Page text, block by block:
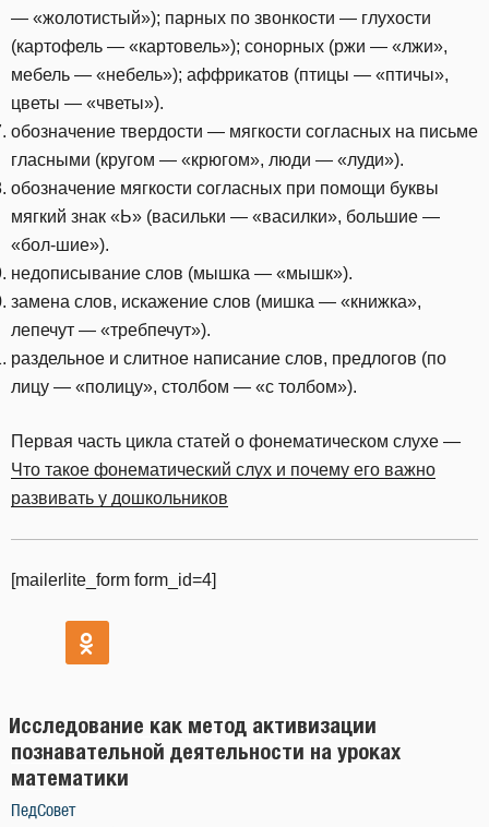
— «жолотистый»); парных по звонкости — глухости
(картофель — «картовель»); сонорных (ржи — «лжи»,
мебель — «небель»); аффрикатов (птицы — «птичы»,
цветы — «чветы»).
обозначение твердости — мягкости согласных на письме
гласными (кругом — «крюгом», люди — «луди»).
обозначение мягкости согласных при помощи буквы
мягкий знак «Ь» (васильки — «василки», большие —
«бол-шие»).
недописывание слов (мышка — «мышк»).
замена слов, искажение слов (мишка — «книжка»,
лепечут — «требпечут»).
раздельное и слитное написание слов, предлогов (по
лицу — «полицу», столбом — «с толбом»).
Первая часть цикла статей о фонематическом слухе —
Что такое фонематический слух и почему его важно
развивать у дошкольников
[mailerlite_form form_id=4]
Исследование как метод активизации
познавательной деятельности на уроках
математики
ПедСовет